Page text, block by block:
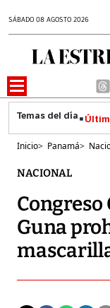
SÁBADO 08 AGOSTO 2026
Inicio> Panamá>
NACIONAL
Congreso
Guna